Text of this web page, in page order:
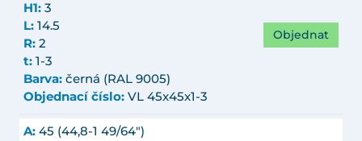
H1: 3
L: 14.5
R: 2
t: 1-3
Barva: černá (RAL 9005)
Objednací číslo: VL 45x45x1-3
Objednat
A: 45 (44,8-1 49/64")